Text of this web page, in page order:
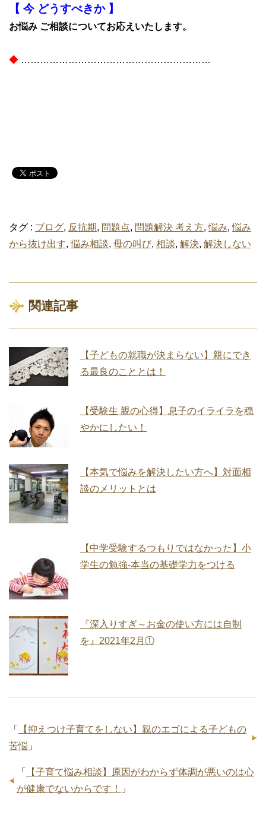
【 今 どうすべきか 】
お悩み ご相談についてお応えいたします。
◆ ……………………………………………………
タグ : ブログ, 反抗期, 問題点, 問題解決 考え方,悩み,悩み
から抜け出す,悩み相談, 母の叫び, 相談, 解決, 解決しない
関連記事
【子どもの就職が決まらない】親にでき
る最良のこととは！
【受験生 親の心得】息子のイライラを穏
やかにしたい！
【本気で悩みを解決したい方へ】対面相
談のメリットとは
【中学受験するつもりではなかった】小
学生の勉強‐本当の基礎学力をつける
『深入りすぎ～お金の使い方には自制
を』2021年2月①
「
【抑えつけ子育てをしない】親のエゴによる子どもの
苦悩 」
「
【子育て悩み相談】原因がわからず体調が悪いのは心
が健康でないからです！
」